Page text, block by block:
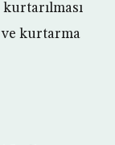
ve kurtarma